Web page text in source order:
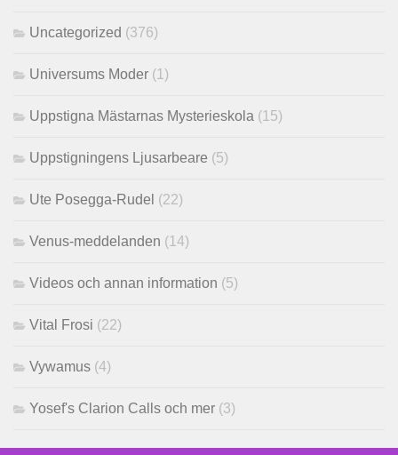
Uncategorized (376)
Universums Moder (1)
Uppstigna Mästarnas Mysterieskola (15)
Uppstigningens Ljusarbeare (5)
Ute Posegga-Rudel (22)
Venus-meddelanden (14)
Videos och annan information (5)
Vital Frosi (22)
Vywamus (4)
Yosef's Clarion Calls och mer (3)